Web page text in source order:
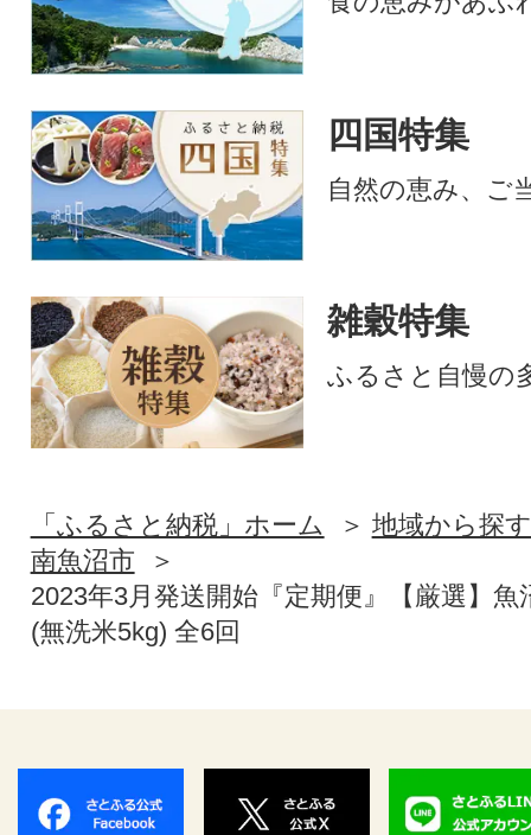
四国特集
自然の恵み、ご
雑穀特集
ふるさと自慢の
「ふるさと納税」ホーム
地域から探す
南魚沼市
2023年3月発送開始『定期便』【厳選】
(無洗米5kg) 全6回